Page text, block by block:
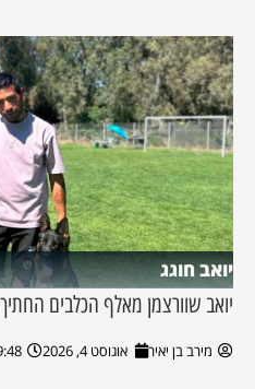
יואב חוגג
יואב שוורצמן מאלף הכלבים
מירב בן יאיר אוגוסט 4, 2026 pm